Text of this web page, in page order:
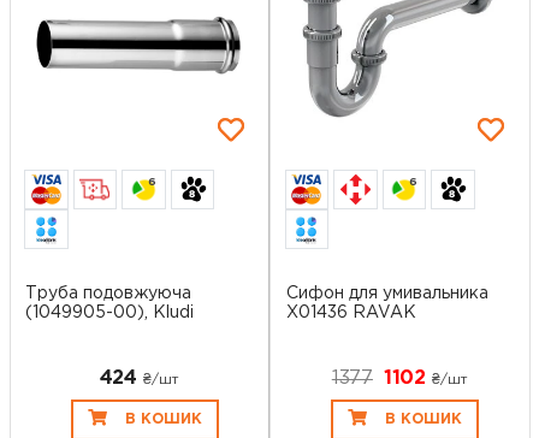
6
Труба подовжуюча
(1049905-00), Kludi
424 ₴/шт
В КОШИК
6
Сифон для умивальника
Х01436 RAVAK
1377 1102 ₴/шт
В КОШИК